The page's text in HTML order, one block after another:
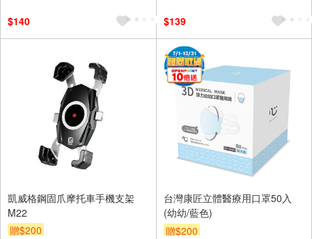
$140
$139
凱威格鋼固爪摩托車手機支架
M22
贈$200
台灣康匠立體醫療用口罩50入
(幼幼/藍色)
贈$200